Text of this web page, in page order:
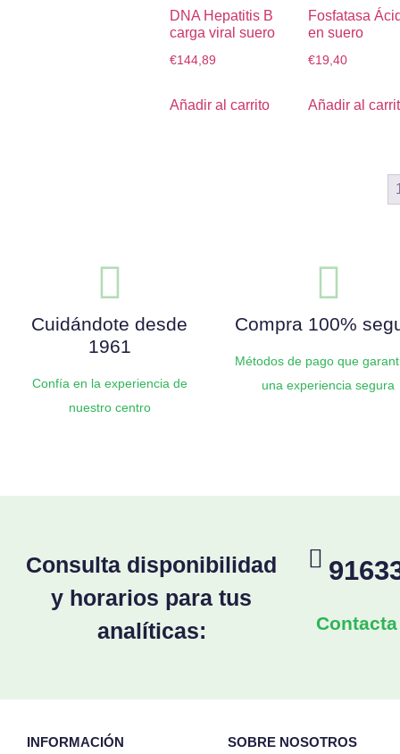
DNA Hepatitis B
carga viral suero
€144,89
Añadir al carrito
Fosfatasa
en suero
€19,40
Añadir al
Cuidándote desde
1961
Confía en la experiencia de
nuestro centro
Compra 100%
Métodos de pago que
una experiencia segura
Consulta disponibilidad
y horarios para tus
analíticas:
INFORMACIÓN SOBRE NOSOTROS